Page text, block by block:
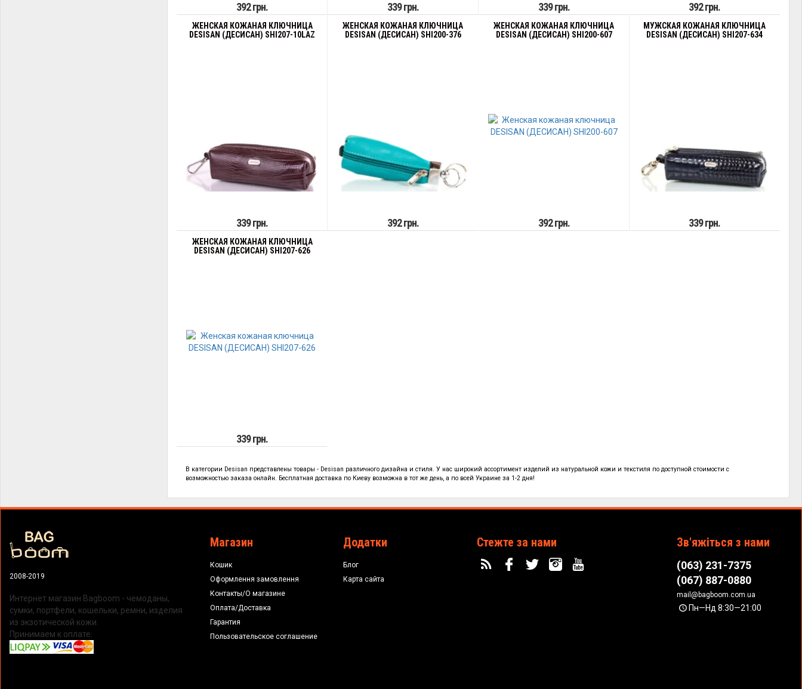
392 грн. 339 грн. 339 грн. 392 грн.
ЖЕНСКАЯ КОЖАНАЯ КЛЮЧНИЦА
DESISAN (ДЕСИСАН) SHI207-10LAZ
339 грн.
ЖЕНСКАЯ КОЖАНАЯ КЛЮЧНИЦА
DESISAN (ДЕСИСАН) SHI200-376
392 грн.
ЖЕНСКАЯ КОЖАНАЯ КЛЮЧНИЦА
DESISAN (ДЕСИСАН) SHI200-607
392 грн.
МУЖСКАЯ КОЖАНАЯ КЛЮЧНИЦА
DESISAN (ДЕСИСАН) SHI207-634
339 грн.
ЖЕНСКАЯ КОЖАНАЯ КЛЮЧНИЦА
DESISAN (ДЕСИСАН) SHI207-626
339 грн.
В категории Desisan представлены товары - Desisan различного дизайна и стиля. У нас широкий ассортимент изделий из натуральной кожи и текстиля подоступной стоимости с
возможностью заказа онлайн. Бесплатная доставка по Киеву возможна в тот же день, а по всей Украине за 1-2 дня!
2008-2019
Интернет магазин Bagboom - чемоданы,
сумки, портфели, кошельки, ремни, изделия
из экзотической кожи.
Принимаем к оплате:
Магазин
Кошик
Оформлення замовлення
Контакты/О магазине
Оплата/Доставка
Гарантия
Пользовательское соглашение
Додатки
Блог
Карта сайта
Стежте за нами Зв'яжіться з нами
(063) 231-7375
(067) 887-0880
mail@bagboom.com.ua
Пн—Нд 8:30—21:00